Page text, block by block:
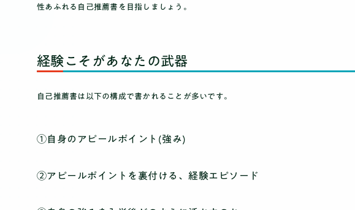
性あふれる自己推薦書を目指しましょう。
経験こそがあなたの武器
自己推薦書は以下の構成で書かれることが多いです。
①自身のアピールポイント(強み)
②アピールポイントを裏付ける、経験エピソード